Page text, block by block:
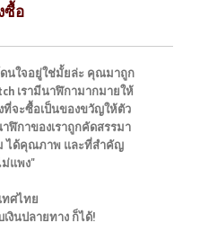
ซื้อ
นใจอยู่ใช่มั้ยล่ะ คุณมาถูก
เรามีนาฬิกามากมายให้
ที่จะซื้อเป็นของขวัญให้ตัว
ฬิกาของเราถูกคัดสรรมา
ได้คุณภาพ และที่สำคัญ
ม่แพง"
ทศไทย
เงินปลายทาง ก็ได้!